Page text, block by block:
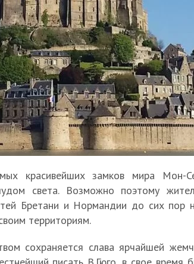
красивейших замков мира Мон-
света. Возможно поэтому
Бретани и Нормандии до сих пор
территориям.
сохраняется слава ярчайшей